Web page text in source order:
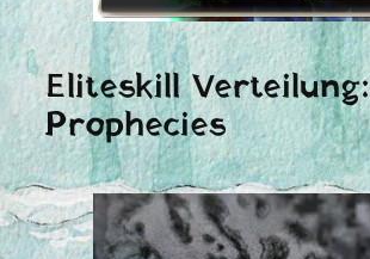
Eliteskill Verteilung:
Prophecies